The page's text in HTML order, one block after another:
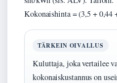
Kokonaishinta = (3,5 + 0,44
TÄRKEIN OIVALLUS
Kuluttaja, joka vertailee
kokonaiskustannus on